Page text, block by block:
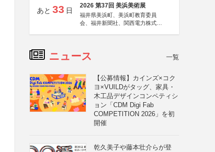
あと 33 日
2026 第37回 美浜美術展
福井県美浜町、美浜町教育委員
会、福井新聞社、関西電力株式会
ニュース 一覧
【公募情報】カインズ×コク
ヨ×VUILDがタッグ、家具・
木工品デザインコンペティシ
ョン「CDM Digi Fab
COMPETITION 2026」を初
開催
乾久美子や藤本壮介らが登